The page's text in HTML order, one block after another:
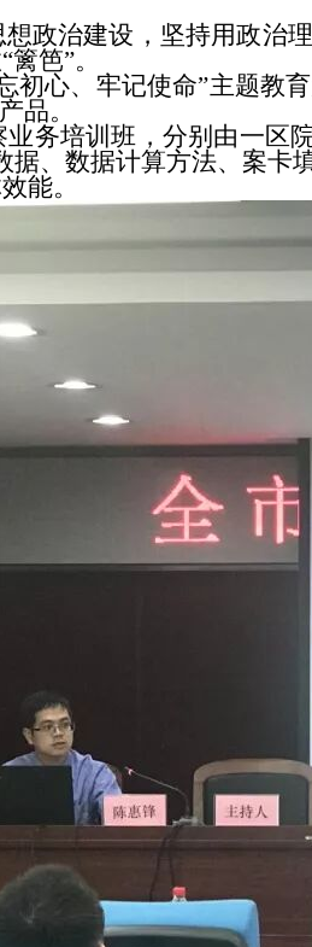
治建设，坚持用政治
笆”。
心、牢记使命”主题教
品。
培训班，分别由一区
据、数据计算方法、案
能。